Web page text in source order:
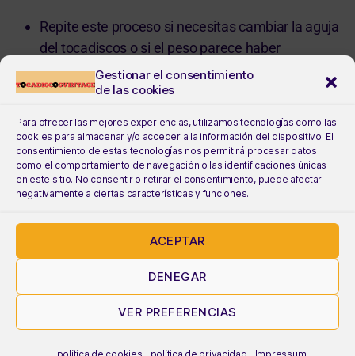
Gestionar el consentimiento
de las cookies
Para ofrecer las mejores experiencias, utilizamos tecnologías como las
cookies para almacenar y/o acceder a la información del dispositivo. El
consentimiento de estas tecnologías nos permitirá procesar datos
como el comportamiento de navegación o las identificaciones únicas
en este sitio. No consentir o retirar el consentimiento, puede afectar
negativamente a ciertas características y funciones.
ACEPTAR
DENEGAR
VER PREFERENCIAS
Repite este proceso si necesitas cambiar la aguja
del tocadiscos o si el peso parece haber
cambiado con el tiempo.
Espero que esta información te sea útil para calibrar
el peso de tu tocadiscos. Recuerda que si tienes
alguna duda o problema, siempre puedes consultar
el manual de instrucciones o buscar asistencia
técnica especializada.